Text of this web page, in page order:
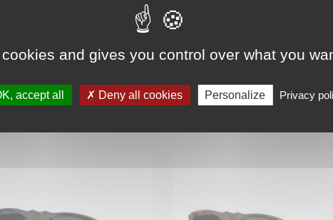
Persol 0649 Black - Black
Prix
298,00 €
Persol 0649 Havana
Prix
225,00 €
and gives you control over what you
accept all Deny all cookies Personalize Privacy